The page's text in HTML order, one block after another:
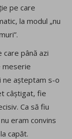
pe care
la modul „nu
care până azi
meserie
ne așteptam s-o
câștigat, fie
Ca să fiu
eram convins
capăt.